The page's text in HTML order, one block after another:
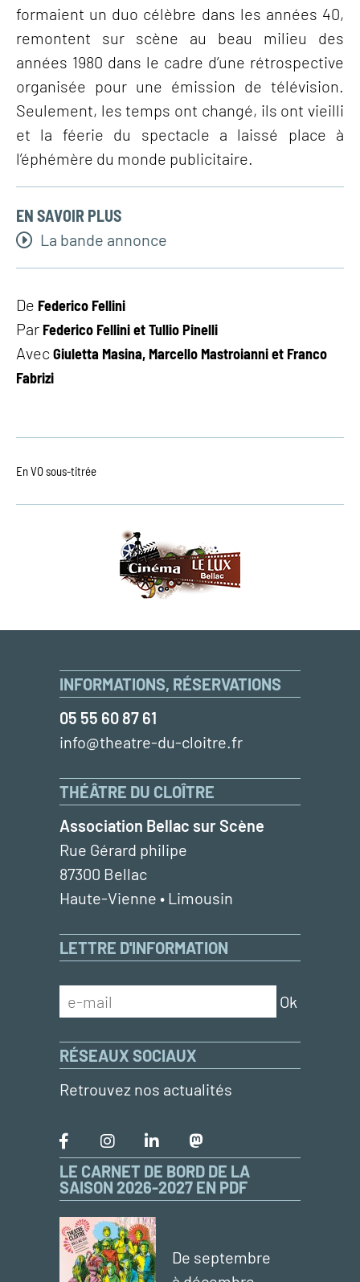
formaient un duo célèbre dans les années 40,
remontent sur scène au beau milieu des
années 1980 dans le cadre d’une rétrospective
organisée pour une émission de télévision.
Seulement, les temps ont changé, ils ont vieilli
et la féerie du spectacle a laissé place à
l’éphémère du monde publicitaire.
EN SAVOIR PLUS
La bande annonce
De Federico Fellini
Par Federico Fellini et Tullio Pinelli
AvecGiuletta Masina, Marcello Mastroianni et Franco
Fabrizi
En VO sous-titrée
INFORMATIONS, RÉSERVATIONS
05 55 60 87 61
info@theatre-du-cloitre.fr
THÉÂTRE DU CLOÎTRE
Association Bellac sur Scène
Rue Gérard philipe
87300 Bellac
Haute-Vienne • Limousin
LETTRE D'INFORMATION
RÉSEAUX SOCIAUX
Retrouvez nos actualités
LE CARNET DE BORD DE LA
SAISON 2026-2027 EN PDF
De septembre